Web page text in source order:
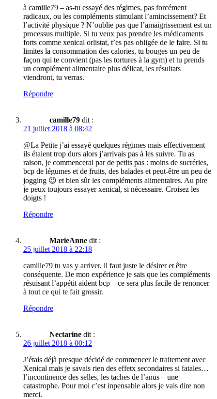
à camille79 – as-tu essayé des régimes, pas forcément
radicaux, ou les compléments stimulant l’amincissement? Et
l’activité physique ? N’oublie pas que l’amaigrissement est un
processus multiple. Si tu veux pas prendre les médicaments
forts comme xenical orlistat, t’es pas obligée de le faire. Si tu
limites la consommation des calories, tu bouges un peu de
façon qui te convient (pas les tortures à la gym) et tu prends
un complément alimentaire plus délicat, les résultats
viendront, tu verras.
Répondre
camille79 dit :
21 juillet 2018 à 08:42
@La Petite j’ai essayé quelques régimes mais effectivement
ils étaient trop durs alors j’arrivais pas à les suivre. Tu as
raison, je commencerai par de petits pas : moins de sucréries,
bcp de légumes et de fruits, des balades et peut-être un peu de
jogging 😉 et bien sûr les compléments alimentaires. Au pire
je peux toujours essayer xenical, si nécessaire. Croisez les
doigts !
Répondre
MarieAnne dit :
25 juillet 2018 à 22:18
camille79 tu vas y arriver, il faut juste le désirer et être
conséquente. De mon expérience je sais que les compléments
résuisant l’appétit aident bcp – ce sera plus facile de renoncer
à tout ce qui te fait grossir.
Répondre
Nectarine dit :
26 juillet 2018 à 00:12
J’étais déjà presque décidé de commencer le traitement avec
Xenical mais je savais rien des effetx secondaires si fatales…
l’incontinence des selles, les taches de l’anus – une
catastrophe. Pour moi c’est inpensable alors je vais dire non
merci.